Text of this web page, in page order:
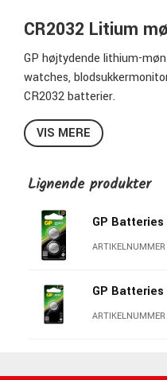
CR2032 Litium
GP højtydende lithium-
watches,
CR2032 batterier.
Med bemærkelsesværdige
og tørt sted, står du
beskytte dine kære med
Specifikationer
Betegnelse: CR2032
Kemi: Lithium
Nominel spænding: 3V
VIS MERE
Lignende produkter
GP Batteries
GP Batteries